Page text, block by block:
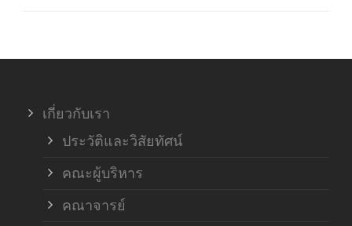
เกี่ยวกับเรา
ประวัติและวิสัยทัศน์
คณะผู้บริหาร
คณาจารย์